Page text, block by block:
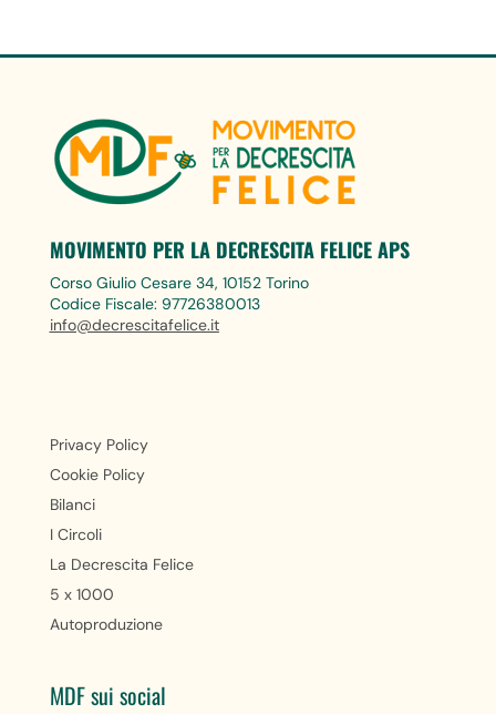
MOVIMENTO PER LA DECRESCITA FELICE APS
Corso Giulio Cesare 34, 10152 Torino
Codice Fiscale: 97726380013
info@decrescitafelice.it
Privacy Policy
Cookie Policy
Bilanci
I Circoli
La Decrescita Felice
5 x 1000
Autoproduzione
MDF sui social